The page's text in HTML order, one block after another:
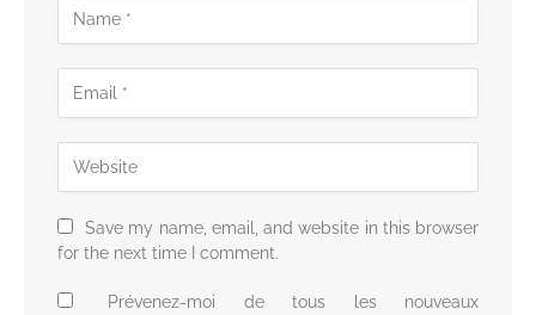
Save my name, email, and website in this browser
for the next time I comment.
Prévenez-moi de tous les nouveaux